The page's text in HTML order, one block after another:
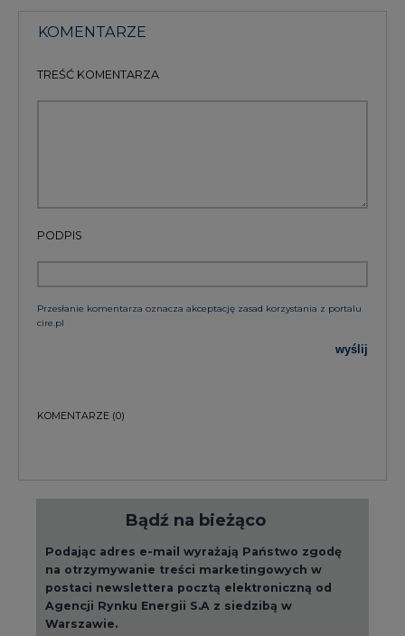
KOMENTARZE
TREŚĆ KOMENTARZA
PODPIS
Przesłanie komentarza oznacza akceptację zasad korzystania z portalu
cire.pl
wyślij
KOMENTARZE (0)
Bądź na bieżąco
Podając adres e-mail wyrażają Państwo zgodę
na otrzymywanie treści marketingowych w
postaci newslettera pocztą elektroniczną od
Agencji Rynku Energii S.A z siedzibą w
Warszawie.